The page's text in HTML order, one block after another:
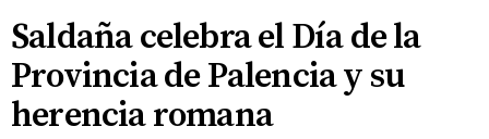
Saldaña celebra el Día de la
Provincia de Palencia y su
herencia romana